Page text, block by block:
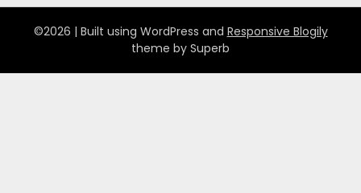
©2026 | Built using WordPress and Responsive Blogily
theme by Superb